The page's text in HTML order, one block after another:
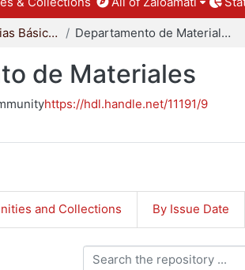
División de Ciencias Básicas e Ingeniería Departamento de Materiales
de Materiales
https://hdl.handle.net/11191/9
and Collections By Issue Date